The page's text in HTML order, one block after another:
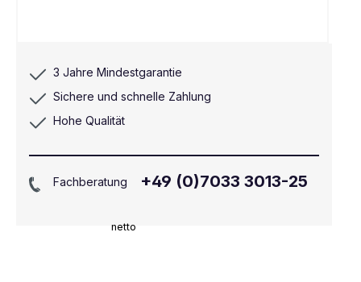
netto
3 Jahre Mindestgarantie
Sichere und schnelle Zahlung
Hohe Qualität
Fachberatung +49 (0)7033 3013-25